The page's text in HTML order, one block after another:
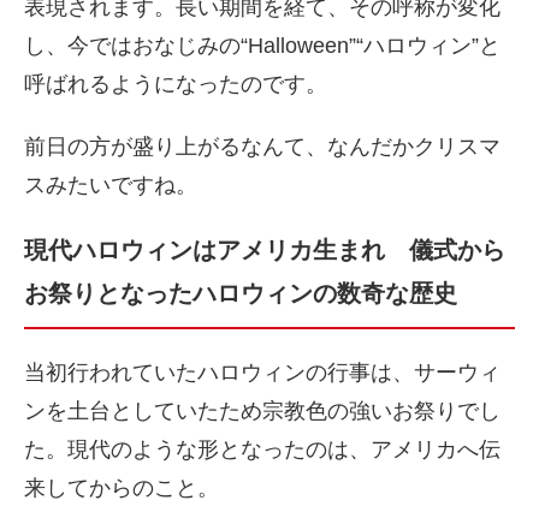
表現されます。長い期間を経て、その呼称が変化
し、今ではおなじみの“Halloween”“ハロウィン”と
呼ばれるようになったのです。
前日の方が盛り上がるなんて、なんだかクリスマ
スみたいですね。
現代ハロウィンはアメリカ生まれ 儀式から
お祭りとなったハロウィンの数奇な歴史
当初行われていたハロウィンの行事は、サーウィ
ンを土台としていたため宗教色の強いお祭りでし
た。現代のような形となったのは、アメリカへ伝
来してからのこと。